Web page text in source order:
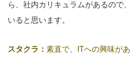
ら、社内カリキュラムがあるので
いると思います。
スタクラ： 素直で、ITへの興味が